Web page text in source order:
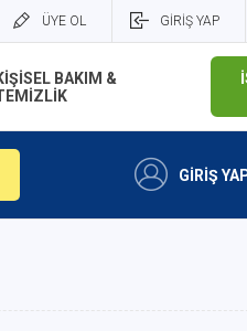
ÜYE OL GİRİŞ YAP
BAKIM &
GİRİŞ